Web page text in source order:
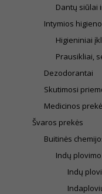
Dantų siūlai
Intymios
Higieniniai
Prausikliai,
Dezodorantai
Skutimosi
Medicinos
Švaros prekės
Buitinės
Indų
Indų